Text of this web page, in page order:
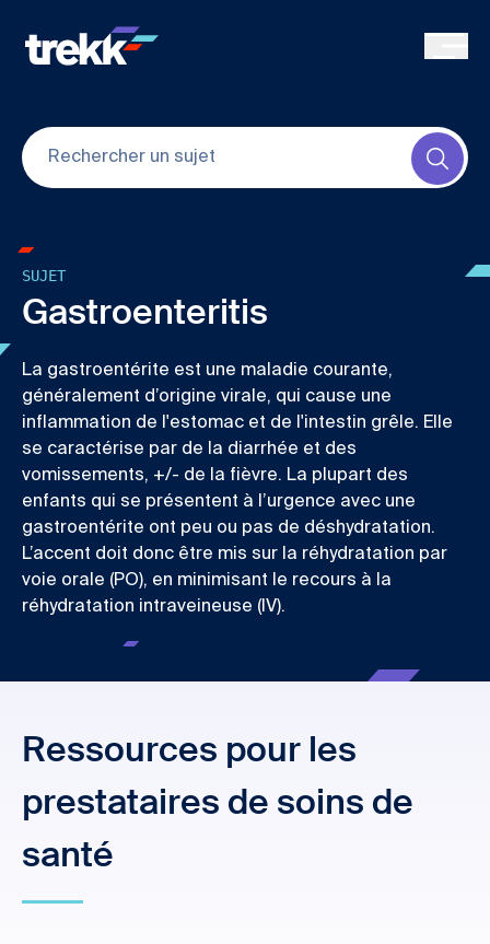
SUJET
Gastroenteritis
La gastroentérite est une maladie courante,
généralement d’origine virale, qui cause une
inflammation de l'estomac et de l'intestin grêle. Elle
se caractérise par de la diarrhée et des
vomissements, +/- de la fièvre. La plupart des
enfants qui se présentent à l’urgence avec une
gastroentérite ont peu ou pas de déshydratation.
L’accent doit donc être mis sur la réhydratation par
voie orale (PO), en minimisant le recours à la
réhydratation intraveineuse (IV).
Ressources pour les
prestataires de soins de
santé